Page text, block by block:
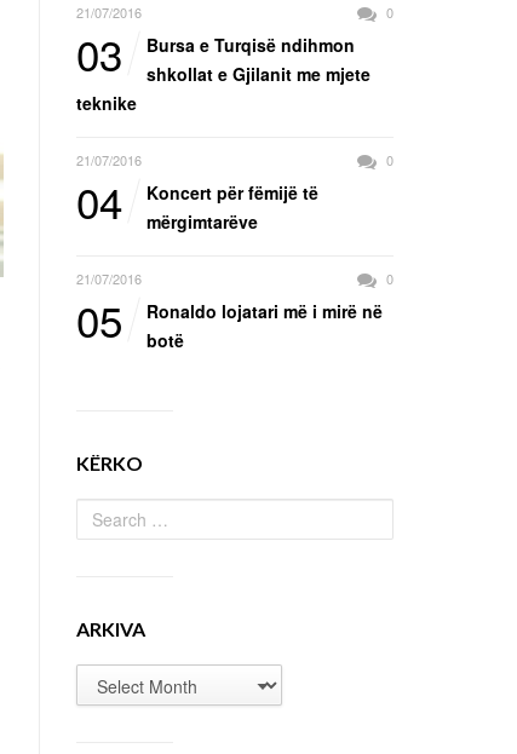
21/07/2016 0
03
Bursa e Turqisë ndihmon
shkollat e Gjilanit me mjete
teknike
21/07/2016 0
04
Koncert për fëmijë të
mërgimtarëve
21/07/2016 0
05
Ronaldo lojatari më i mirë në
botë
KËRKO
ARKIVA